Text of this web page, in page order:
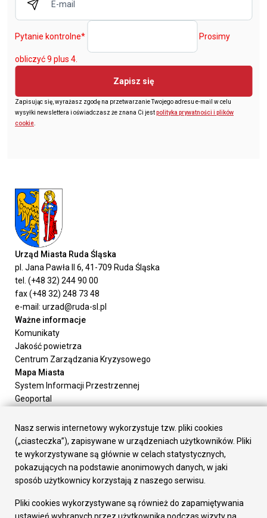
Pytanie kontrolne* Prosimy
obliczyć 9 plus 4.
Zapisz się
Zapisując się, wyrażasz zgodę na przetwarzanie Twojego adresu e-mail w celu
wysyłki newslettera i oświadczasz że znana Ci jestpolityka prywatności i plików
cookie
Urząd Miasta Ruda Śląska
pl. Jana Pawła II 6, 41-709 Ruda Śląska
tel. (+48 32) 244 90 00
fax (+48 32) 248 73 48
e-mail: urzad@ruda-sl.pl
Ważne informacje
Komunikaty
Jakość powietrza
Centrum Zarządzania Kryzysowego
Mapa Miasta
System Informacji Przestrzennej
Geoportal
Załatw sprawę
Prezydent Miasta
Rada Miasta
Wydziały
Elektroniczna Skrzynka Podawcza
Gospodarka
Nasz serwis internetowy wykorzystuje tzw. pliki cookies
(„ciasteczka”), zapisywane w urządzeniach użytkowników. Pliki
te wykorzystywane są głównie w celach statystycznych,
pokazujących na podstawie anonimowych danych, w jaki
sposób użytkownicy korzystają z naszego serwisu.
Pliki cookies wykorzystywane są również do zapamiętywania